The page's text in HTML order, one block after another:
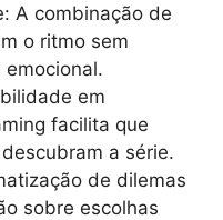
A combinação de
o ritmo sem
em
facilita que
a série.
de dilemas
sobre escolhas